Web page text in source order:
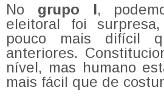
No grupo I,
eleitoral foi
pouco mais difícil
anteriores.
nível, mas humano
mais fácil que de